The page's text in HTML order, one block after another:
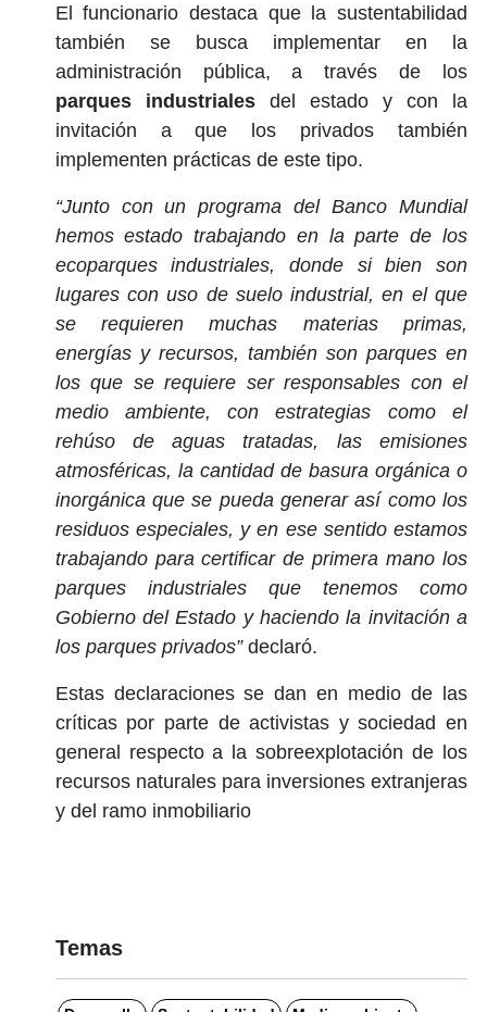
El funcionario destaca que la sustentabilidad
también se busca implementar en la
administración pública, a través de los
parques industrialesdel estado y con la
invitación a que los privados también
implementen prácticas de este tipo.
“Junto con un programa del Banco Mundial
hemos estado trabajando en la parte de los
ecoparques industriales, donde si bien son
lugares con uso de suelo industrial, en el que
se requieren muchas materias primas,
energías y recursos, también son parques en
los que se requiere ser responsables con el
medio ambiente, con estrategias como el
rehúso de aguas tratadas, las emisiones
atmosféricas, la cantidad de basura orgánica o
inorgánica que se pueda generar así como los
residuos especiales, y en ese sentido estamos
trabajando para certificar de primera mano los
parques industriales que tenemos como
Gobierno del Estado y haciendo la invitación a
los parques privados”declaró.
Estas declaraciones se dan en medio de las
críticas por parte de activistas y sociedad en
general respecto a la sobreexplotación de los
recursos naturales para inversiones extranjeras
y del ramo inmobiliario
Temas